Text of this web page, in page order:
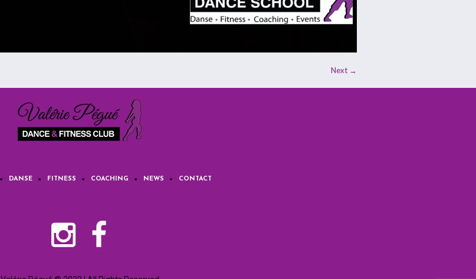
Next →
DANSE FITNESS COACHING NEWS CONTACT